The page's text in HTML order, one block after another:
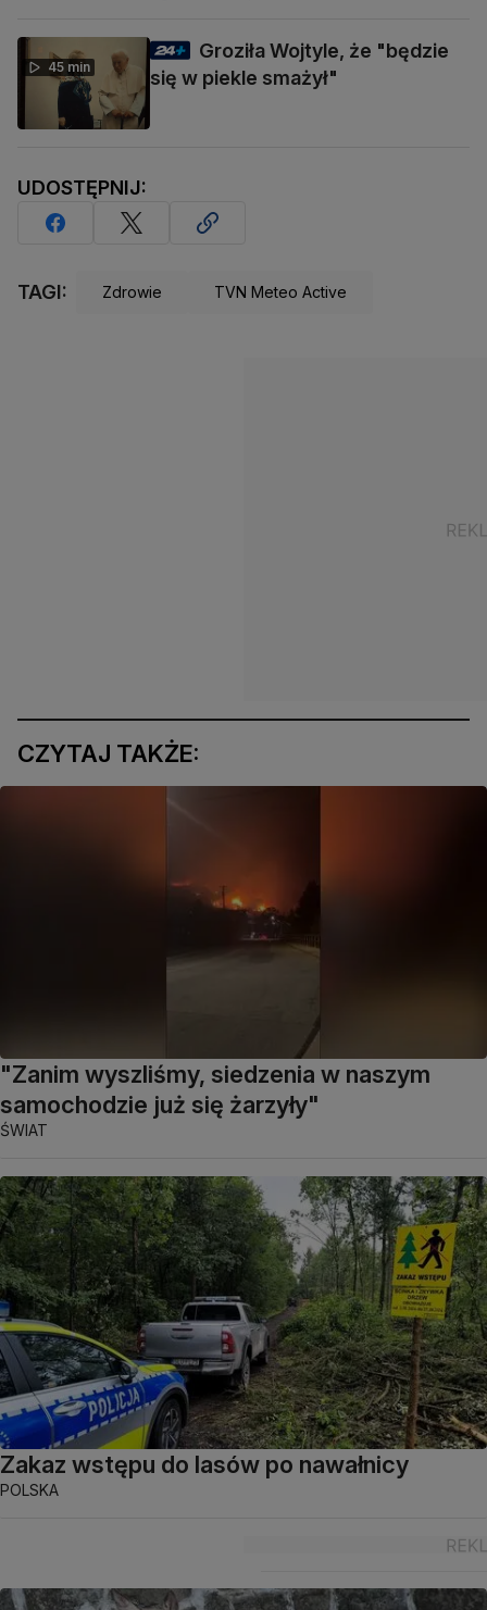
45 min
Groziła Wojtyle, że "będzie
się w piekle smażył"
UDOSTĘPNIJ:
TAGI: Zdrowie TVN Meteo Active
CZYTAJ TAKŻE:
"Zanim wyszliśmy, siedzenia w naszym
samochodzie już się żarzyły"
ŚWIAT
Zakaz wstępu do lasów po nawałnicy
POLSKA